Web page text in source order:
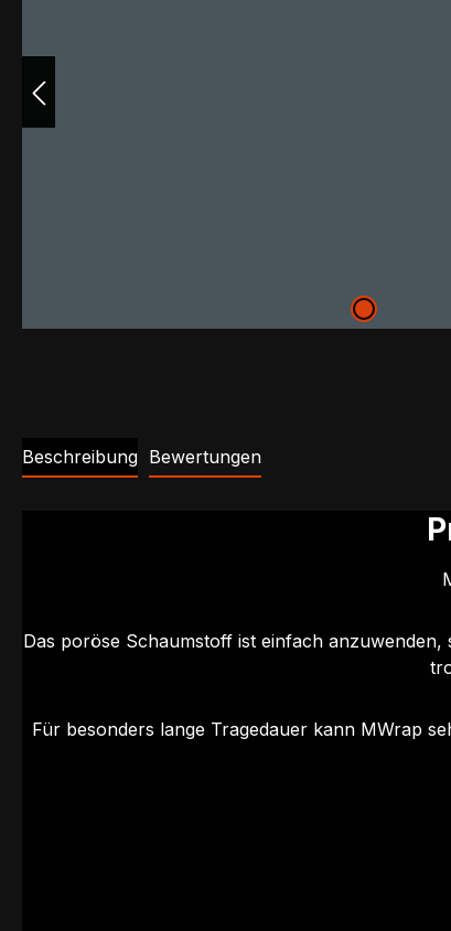
Beschreibung Bewertungen
Das poröse Schaumstoff ist einfach
Für besonders lange Tragedauer kann MWrap